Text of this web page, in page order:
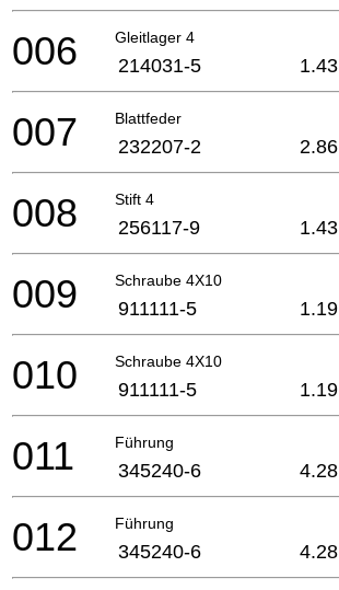
Gleitlager 4
006 214031-5 1.43
Blattfeder
007 232207-2 2.86
Stift 4
008 256117-9 1.43
Schraube 4X10
009 911111-5 1.19
Schraube 4X10
010 911111-5 1.19
Führung
011 345240-6 4.28
Führung
012 345240-6 4.28